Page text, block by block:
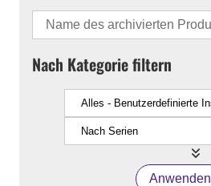
Nach Kategorie filtern
Anwenden